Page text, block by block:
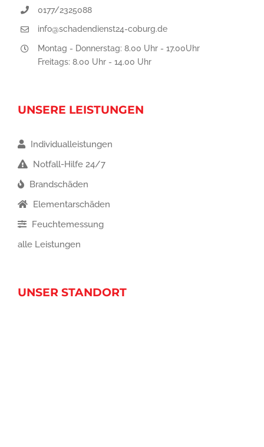
0177/2325088
info@schadendienst24-coburg.de
Montag - Donnerstag: 8.00 Uhr - 17.00Uhr
Freitags: 8.00 Uhr - 14.00 Uhr
UNSERE LEISTUNGEN
Individualleistungen
Notfall-Hilfe 24/7
Brandschäden
Elementarschäden
Feuchtemessung
alle Leistungen
UNSER STANDORT